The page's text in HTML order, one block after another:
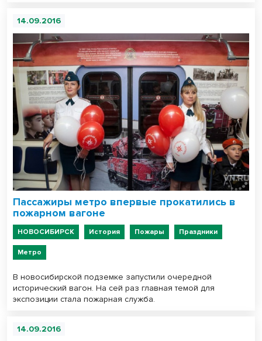
14.09.2016
Пассажиры метро впервые прокатились в
пожарном вагоне
НОВОСИБИРСК История Пожары Праздники
Метро
В новосибирской подземке запустили очередной
исторический вагон. На сей раз главная темой для
экспозиции стала пожарная служба.
14.09.2016